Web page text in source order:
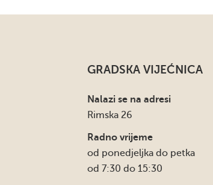
GRADSKA VIJEĆNICA
Nalazi se na adresi
Rimska 26
Radno vrijeme
od ponedjeljka do petka
od 7:30 do 15:30